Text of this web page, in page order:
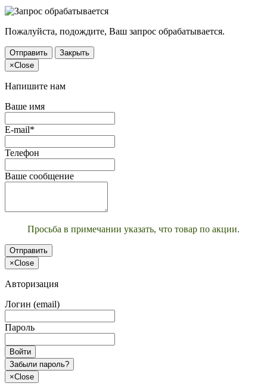
Пожалуйста, подождите, Ваш запрос обрабатывается.
Отправить
Закрыть
×Close
Напишите нам
Ваше имя
E-mail*
Телефон
Ваше сообщение
Просьба в примечании указать, что товар по акции.
Отправить
×Close
Авторизация
Логин (email)
Пароль
Войти
Забыли пароль?
×Close